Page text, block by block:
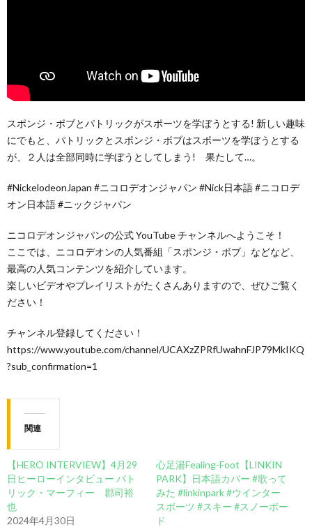
スポンジ・ボブとパトリックがスポーツを学ぼうとする! 新しい趣味
にでもと、パトリックとスポンジ・ボブはスポーツを学ぼうとする
が、２人は全部同時に学ぼうとしてしまう! 果たして…。
#NickelodeonJapan #ニコロデオンジャパン #Nick日本語 #ニコロデ
オン日本語 #ニックジャパン
ニコロデオンジャパンの公式 YouTube チャンネルへようこそ！
ここでは、ニコロデオンの人気番組「スポンジ・ボブ」などなど、
最高の人気コンテンツを紹介しています。
楽しいビデオやプレイリストがたくさんありますので、ぜひご覧く
ださい！
チャンネル登録してください！
https://www.youtube.com/channel/UCAXzZPRfUwahnFJP79MkIKQ
?sub_confirmation=1
関連
【HERO INTERVIEW】4月29
日ヒーローインタビュー パト
リック・マーフィー 郡司裕
也
2024年4月30日
心足湯Fealing-Foot【LINKIN
PARK】日本語カバー #歌って
みた #linkinpark #ウインター
スポーツ #スキー #スノーボー
ド